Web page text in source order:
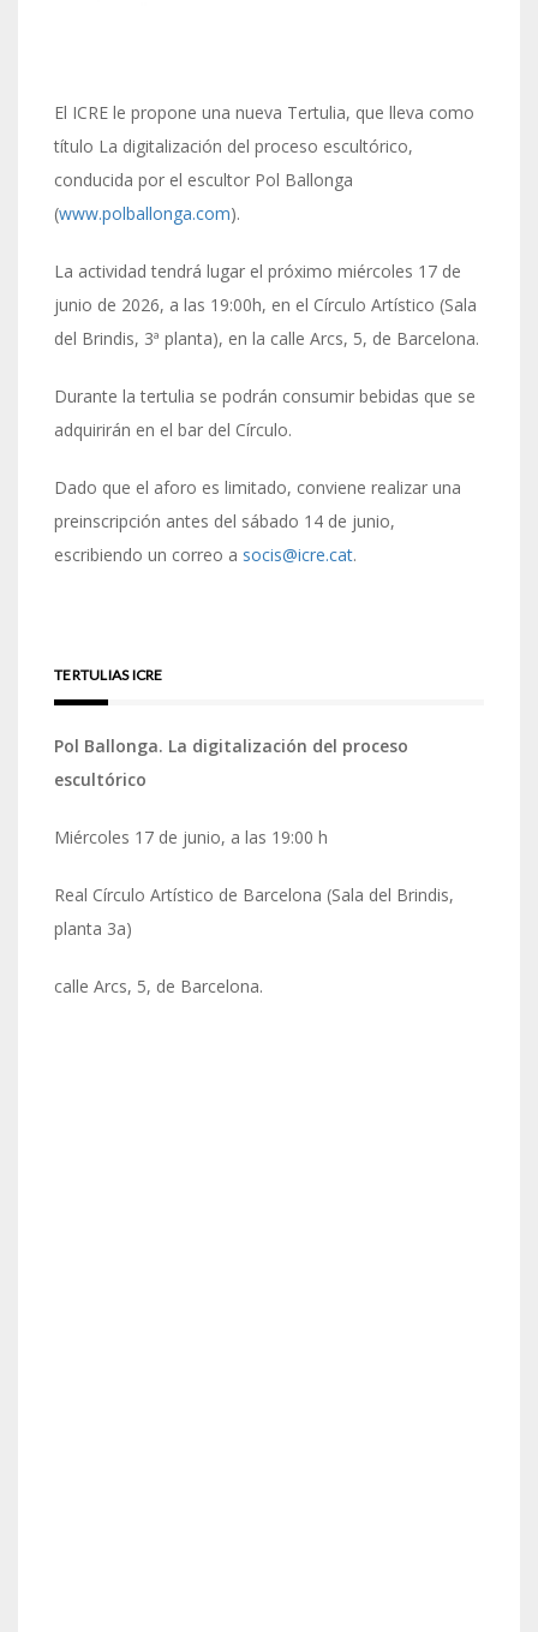
El ICRE le propone una nueva Tertulia, que lleva como
título La digitalización del proceso escultórico,
conducida por el escultor Pol Ballonga
(www.polballonga.com).
La actividad tendrá lugar el próximo miércoles 17 de
junio de 2026, a las 19:00h, en el Círculo Artístico (Sala
del Brindis, 3ª planta), en la calle Arcs, 5, de Barcelona.
Durante la tertulia se podrán consumir bebidas que se
adquirirán en el bar del Círculo.
Dado que el aforo es limitado, conviene realizar una
preinscripción antes del sábado 14 de junio,
escribiendo un correo a socis@icre.cat.
TERTULIAS ICRE
Pol Ballonga. La digitalización del proceso
escultórico
Miércoles 17 de junio, a las 19:00 h
Real Círculo Artístico de Barcelona (Sala del Brindis,
planta 3a)
calle Arcs, 5, de Barcelona.